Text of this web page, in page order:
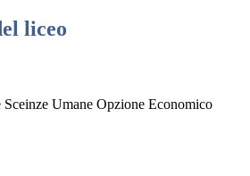
liceo
Sceinze Umane Opzione Economico